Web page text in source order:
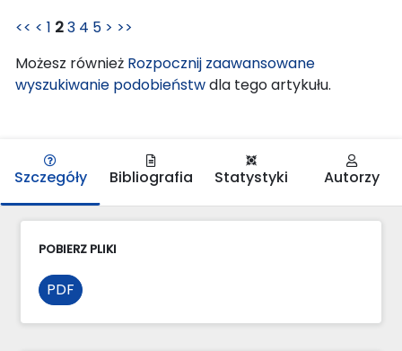
<< < 1 23 4 5 > >>
Możesz również Rozpocznij zaawansowane
wyszukiwanie podobieństwdla tego artykułu.
Szczegóły Bibliografia Statystyki Autorzy
POBIERZ PLIKI
PDF